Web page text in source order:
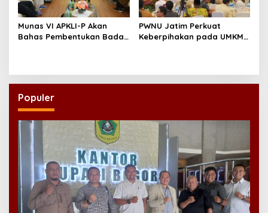
Munas VI APKLI-P Akan
Bahas Pembentukan Badan
PWNU Jatim Perkuat
Keberpihakan pada UMKM
Populer